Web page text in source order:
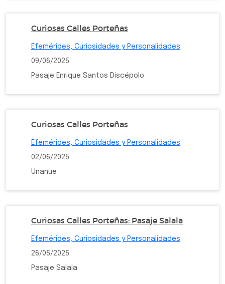
Curiosas Calles Porteñas
Efemérides, Curiosidades y Personalidades
09/06/2025
Pasaje Enrique Santos Discépolo
Curiosas Calles Porteñas
Efemérides, Curiosidades y Personalidades
02/06/2025
Unanue
Curiosas Calles Porteñas: Pasaje Salala
Efemérides, Curiosidades y Personalidades
26/05/2025
Pasaje Salala